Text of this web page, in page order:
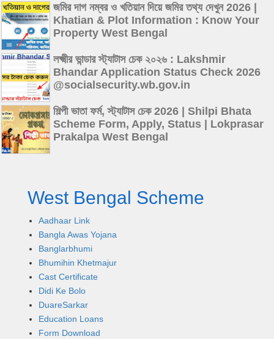
জমির দাগ নম্বর ও খতিয়ান দিয়ে জমির তথ্য দেখুন 2026 |
Khatian & Plot Information : Know Your
Property West Bengal
লক্ষ্মীর ভান্ডার স্ট্যাটাস চেক ২০২৬ : Lakshmir
Bhandar Application Status Check 2026
@socialsecurity.wb.gov.in
শিল্পী ভাতা ফর্ম, স্ট্যাটাস চেক 2026 | Shilpi Bhata
Scheme Form, Apply, Status | Lokprasar
Prakalpa West Bengal
West Bengal Scheme
Aadhaar Link
Bangla Awas Yojana
Banglarbhumi
Bhumihin Khetmajur
Cast Certificate
Didi Ke Bolo
DuareSarkar
Education Loans
Form Download